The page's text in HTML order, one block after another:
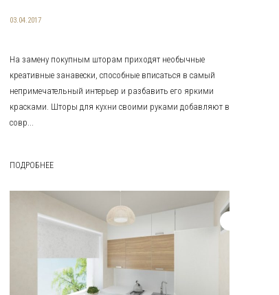
03.04.2017
На замену покупным шторам приходят необычные
креативные занавески, способные вписаться в самый
непримечательный интерьер и разбавить его яркими
красками. Шторы для кухни своими руками добавляют в
совр...
ПОДРОБНЕЕ